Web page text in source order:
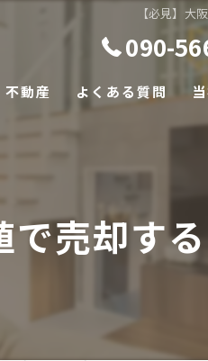
【必見】大
090-
不動産 よくある質問
売却す